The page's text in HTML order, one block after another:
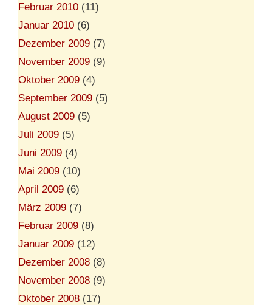
Februar 2010 (11)
Januar 2010 (6)
Dezember 2009 (7)
November 2009 (9)
Oktober 2009 (4)
September 2009 (5)
August 2009 (5)
Juli 2009 (5)
Juni 2009 (4)
Mai 2009 (10)
April 2009 (6)
März 2009 (7)
Februar 2009 (8)
Januar 2009 (12)
Dezember 2008 (8)
November 2008 (9)
Oktober 2008 (17)